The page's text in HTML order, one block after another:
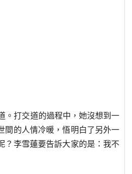
。打交道的過程中，她沒想到一
間的人情冷暖，悟明白了另外一
？李雪蓮要告訴大家的是：我不